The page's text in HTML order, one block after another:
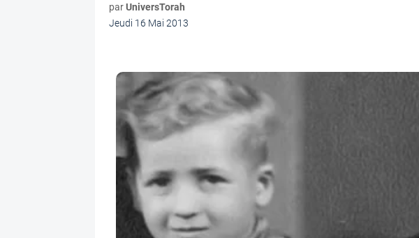
parUniversTorah
Jeudi 16 Mai 2013